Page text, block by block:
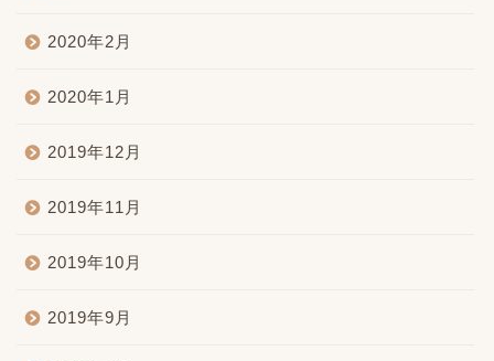
2020年2月
2020年1月
2019年12月
2019年11月
2019年10月
2019年9月